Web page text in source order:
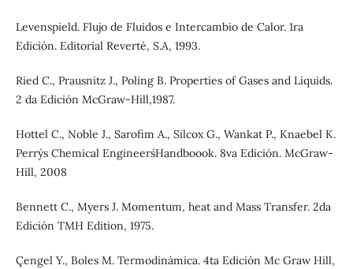
Levenspield. Flujo de Fluidos e Intercambio de Calor. 1ra
Edición. Editorial Reverté, S.A, 1993.
Ried C., Prausnitz J., Poling B. Properties of Gases and Liquids.
2 da Edición McGraw-Hill,1987.
Hottel C., Noble J., Sarofim A., Silcox G., Wankat P., Knaebel K.
Perry´s Chemical Engineers´Handboook. 8va Edición. McGraw-
Hill, 2008
Bennett C., Myers J. Momentum, heat and Mass Transfer. 2da
Edición TMH Edition, 1975.
Çengel Y., Boles M. Termodinámica. 4ta Edición Mc Graw Hill,